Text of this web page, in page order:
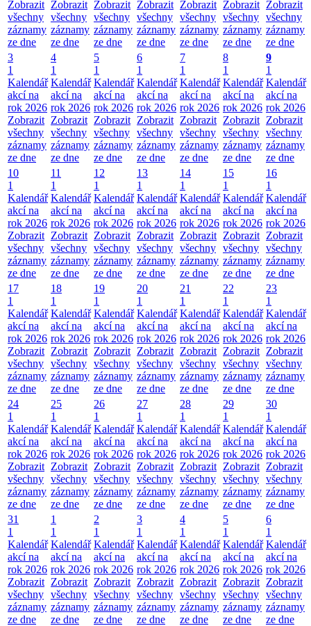
Zobrazit
všechny
záznamy
ze dne
Zobrazit
všechny
záznamy
ze dne
Zobrazit
všechny
záznamy
ze dne
Zobrazit
všechny
záznamy
ze dne
Zobrazit
všechny
záznamy
ze dne
Zobrazit
všechny
záznamy
ze dne
Zobrazit
všechny
záznamy
ze dne
3
1
Kalendář
akcí na
rok 2026
Zobrazit
všechny
záznamy
ze dne
4
1
Kalendář
akcí na
rok 2026
Zobrazit
všechny
záznamy
ze dne
5
1
Kalendář
akcí na
rok 2026
Zobrazit
všechny
záznamy
ze dne
6
1
Kalendář
akcí na
rok 2026
Zobrazit
všechny
záznamy
ze dne
7
1
Kalendář
akcí na
rok 2026
Zobrazit
všechny
záznamy
ze dne
8
1
Kalendář
akcí na
rok 2026
Zobrazit
všechny
záznamy
ze dne
9
1
Kalendář
akcí na
rok 2026
Zobrazit
všechny
záznamy
ze dne
10
1
Kalendář
akcí na
rok 2026
Zobrazit
všechny
záznamy
ze dne
11
1
Kalendář
akcí na
rok 2026
Zobrazit
všechny
záznamy
ze dne
12
1
Kalendář
akcí na
rok 2026
Zobrazit
všechny
záznamy
ze dne
13
1
Kalendář
akcí na
rok 2026
Zobrazit
všechny
záznamy
ze dne
14
1
Kalendář
akcí na
rok 2026
Zobrazit
všechny
záznamy
ze dne
15
1
Kalendář
akcí na
rok 2026
Zobrazit
všechny
záznamy
ze dne
16
1
Kalendář
akcí na
rok 2026
Zobrazit
všechny
záznamy
ze dne
17
1
Kalendář
akcí na
rok 2026
Zobrazit
všechny
záznamy
ze dne
18
1
Kalendář
akcí na
rok 2026
Zobrazit
všechny
záznamy
ze dne
19
1
Kalendář
akcí na
rok 2026
Zobrazit
všechny
záznamy
ze dne
20
1
Kalendář
akcí na
rok 2026
Zobrazit
všechny
záznamy
ze dne
21
1
Kalendář
akcí na
rok 2026
Zobrazit
všechny
záznamy
ze dne
22
1
Kalendář
akcí na
rok 2026
Zobrazit
všechny
záznamy
ze dne
23
1
Kalendář
akcí na
rok 2026
Zobrazit
všechny
záznamy
ze dne
24
1
Kalendář
akcí na
rok 2026
Zobrazit
všechny
záznamy
ze dne
25
1
Kalendář
akcí na
rok 2026
Zobrazit
všechny
záznamy
ze dne
26
1
Kalendář
akcí na
rok 2026
Zobrazit
všechny
záznamy
ze dne
27
1
Kalendář
akcí na
rok 2026
Zobrazit
všechny
záznamy
ze dne
28
1
Kalendář
akcí na
rok 2026
Zobrazit
všechny
záznamy
ze dne
29
1
Kalendář
akcí na
rok 2026
Zobrazit
všechny
záznamy
ze dne
30
1
Kalendář
akcí na
rok 2026
Zobrazit
všechny
záznamy
ze dne
31
1
Kalendář
akcí na
rok 2026
Zobrazit
všechny
záznamy
ze dne
1
1
Kalendář
akcí na
rok 2026
Zobrazit
všechny
záznamy
ze dne
2
1
Kalendář
akcí na
rok 2026
Zobrazit
všechny
záznamy
ze dne
3
1
Kalendář
akcí na
rok 2026
Zobrazit
všechny
záznamy
ze dne
4
1
Kalendář
akcí na
rok 2026
Zobrazit
všechny
záznamy
ze dne
5
1
Kalendář
akcí na
rok 2026
Zobrazit
všechny
záznamy
ze dne
6
1
Kalendář
akcí na
rok 2026
Zobrazit
všechny
záznamy
ze dne